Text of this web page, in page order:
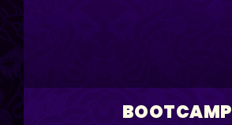
BOOTCAMP